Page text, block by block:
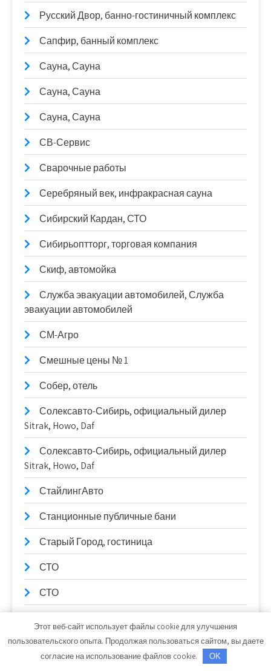
Русский Двор, банно-гостиничный комплекс
Сапфир, банный комплекс
Сауна, Сауна
Сауна, Сауна
Сауна, Сауна
СВ-Сервис
Сварочные работы
Серебряный век, инфракрасная сауна
Сибирский Кардан, СТО
Сибирьоптторг, торговая компания
Скиф, автомойка
Служба эвакуации автомобилей, Служба
эвакуации автомобилей
СМ-Агро
Смешные цены № 1
Собер, отель
Солексавто-Сибирь, официальный дилер
Sitrak, Howo, Daf
Солексавто-Сибирь, официальный дилер
Sitrak, Howo, Daf
СтайлингАвто
Станционные публичные бани
Старый Город, гостиница
СТО
СТО
Тайм-аут, автомойка
Этот веб-сайт использует файлы cookie для улучшения
пользовательского опыта. Продолжая пользоваться сайтом, вы даете
согласие на использование файлов cookie.
OK